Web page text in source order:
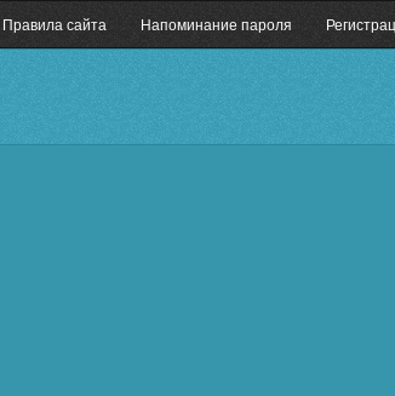
Правила сайта Напоминание пароля